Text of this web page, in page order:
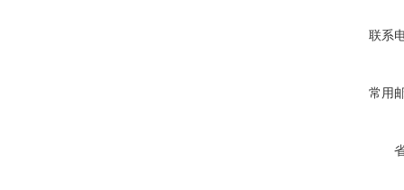
联系
常用